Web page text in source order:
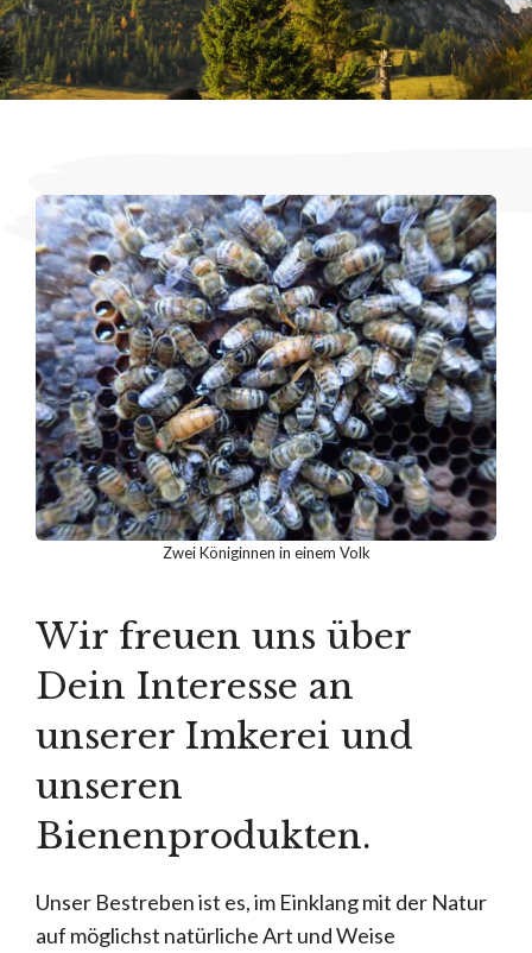
Zwei Königinnen in einem Volk
Wir freuen uns über
Dein Interesse an
unserer Imkerei und
unseren
Bienenprodukten.
Unser Bestreben ist es, im Einklang mit der Natur
auf möglichst natürliche Art und Weise